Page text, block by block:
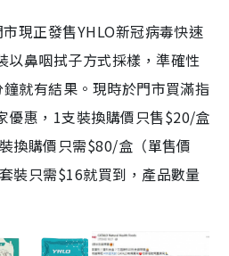
現正發售YHLO新冠病毒快速
以鼻咽拭子方式採樣，準確性
就有結果。現時於門市買滿指
優惠，1支裝換購價只售$20/盒
換購價只需$80/盒（單售價
裝只需$16就買到，產品數量